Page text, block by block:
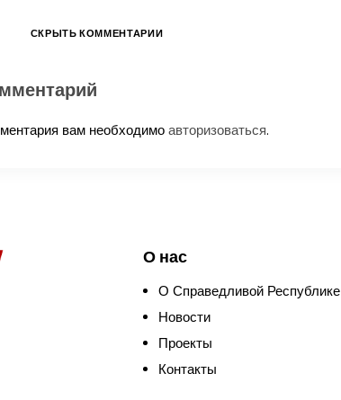
СКРЫТЬ КОММЕНТАРИИ
вам необходимоавторизоваться.
О нас
О Справедливой Республике
Новости
Проекты
Контакты